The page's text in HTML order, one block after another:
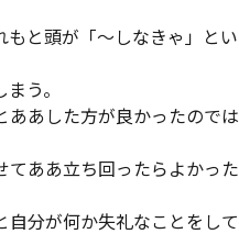
と頭が「〜しなきゃ」とい
う。
ああした方が良かったのでは
てああ立ち回ったらよかった
分が何か失礼なことをして